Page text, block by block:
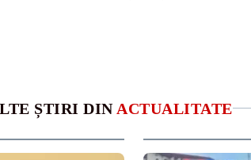
ȘTIRI DIN ACTUALITATE